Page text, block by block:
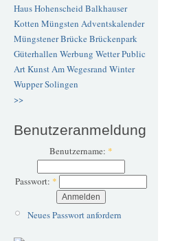
Haus Hohenscheid Balkhauser
Kotten Müngsten Adventskalender
Müngstener BrückeBrückenpark
Güterhallen Werbung WetterPublic
ArtKunstAm Wegesrand Winter
WupperSolingen
>>
Benutzeranmeldung
Benutzername: *
Passwort: *
Neues Passwort anfordern